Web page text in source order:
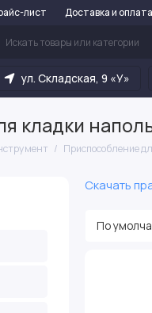
лист Доставка и оплата
ул. Складская, 9 «У»
кладки
Приспособление
Скачать